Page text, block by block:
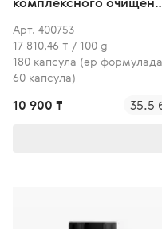
организма
Арт. 400753
17 810,46 ₸ / 100 g
180 капсула (әр формулада
60 капсула)
10 900 ₸ 35.5